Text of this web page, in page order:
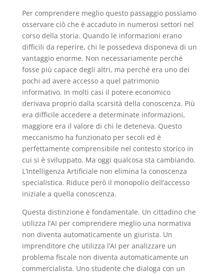
Per comprendere meglio questo passaggio possiamo
osservare ciò che è accaduto in numerosi settori nel
corso della storia. Quando le informazioni erano
difficili da reperire, chi le possedeva disponeva di un
vantaggio enorme. Non necessariamente perché
fosse più capace degli altri, ma perché era uno dei
pochi ad avere accesso a quel patrimonio
informativo. In molti casi il potere economico
derivava proprio dalla scarsità della conoscenza. Più
era difficile accedere a determinate informazioni,
maggiore era il valore di chi le deteneva. Questo
meccanismo ha funzionato per secoli ed è
perfettamente comprensibile nel contesto storico in
cui si è sviluppato. Ma oggi qualcosa sta cambiando.
L’Intelligenza Artificiale non elimina la conoscenza
specialistica. Riduce però il monopolio dell’accesso
iniziale a quella conoscenza.
Questa distinzione è fondamentale. Un cittadino che
utilizza l’AI per comprendere meglio una normativa
non diventa automaticamente un giurista. Un
imprenditore che utilizza l’AI per analizzare un
problema fiscale non diventa automaticamente un
commercialista. Uno studente che dialoga con un